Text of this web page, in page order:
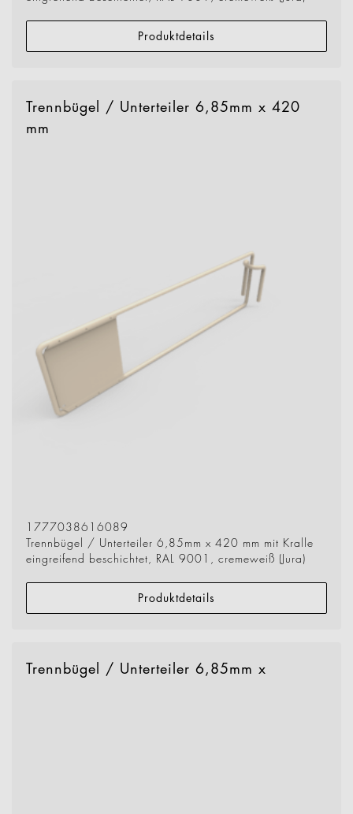
Produktdetails
Trennbügel / Unterteiler 6,85mm x 420
mm
1777038616089
Trennbügel / Unterteiler 6,85mm x 420 mm mit Kralle
eingreifend beschichtet, RAL 9001, cremeweiß (Jura)
Produktdetails
Trennbügel / Unterteiler 6,85mm x